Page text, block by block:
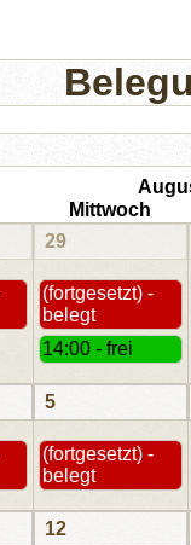
Mittwoch
29
(fortgesetzt) -
belegt
14:00 - frei
5
(fortgesetzt) -
belegt
12